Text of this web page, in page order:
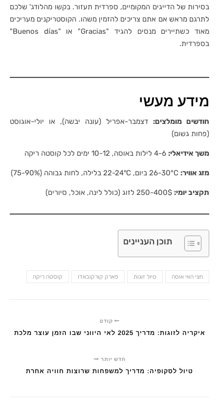
בסירות של הדייגים המקומיים, ספרדית תעזור. בקשו מהלודג' שלכם
לתרגם מראש אם אתם צריכים להזמין משהו. הקוסטריקנים מעריכים
מאוד כשתיירים מנסים להגיד "Gracias" או "Buenos días"
בספרדית.
מידע מעשי
חודשים מומלצים: דצמבר-אפריל (עונה יבשה), או יולי-אוגוסט
(פחות גשום)
משך אידיאלי:
מזג אוויר:
תקציב יומי:
תוכן העניינים
חצי האי אוסה טיול זוגות פארק קורקובאדו קוסטה ריקה
קודם
איקריה לזוגות: מדריך 2025 לאי היווני שבו הזמן עוצר מלכת
חדש יותר
טיול לסקופיה: מדריך למשפחות שרוצות חוויה אחרת